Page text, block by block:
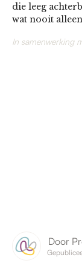
die leeg
wat nooit
In samenwerking
Door